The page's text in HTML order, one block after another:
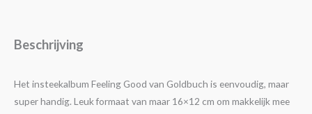
Beschrijving
Het insteekalbum Feeling Good van Goldbuch is eenvoudig, maar
super handig. Leuk formaat van maar 16×12 cm om makkelijk mee